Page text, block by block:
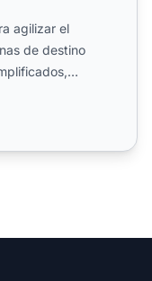
agilizar el
de destino